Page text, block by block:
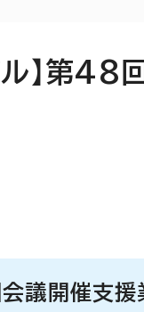
ル】第
議開催支